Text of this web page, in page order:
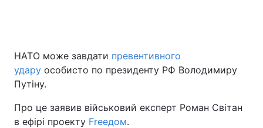
Головна Війна
Україна
Економіка Світ
НАТО може завдати превентивного
удару особисто по президенту РФ Володимиру
Путіну.
Про це заявив військовий експерт Роман Світан
в ефірі проекту Freeдом.